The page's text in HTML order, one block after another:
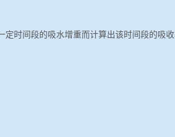
时间段的吸水增重而计算出该时间段的吸